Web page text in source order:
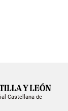
Castellana de